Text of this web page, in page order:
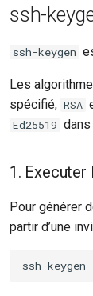
ssh-
ssh-keygen
Les
spécifié, RSA
Ed25519
1. Executer
Pour générer
partir d’une
ssh-keygen